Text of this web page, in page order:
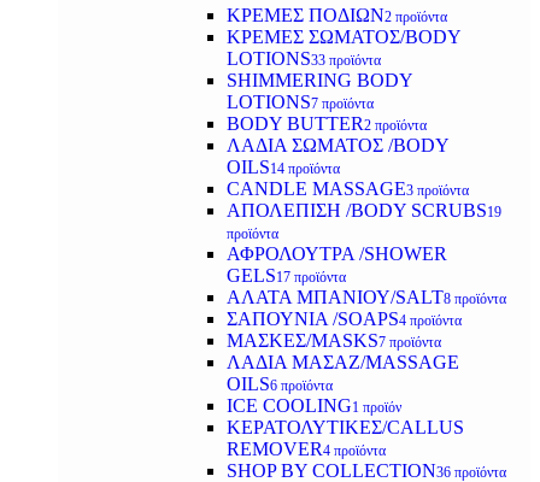
ΚΡΕΜΕΣ ΠΟΔΙΩΝ2 προϊόντα
ΚΡΕΜΕΣ ΣΩΜΑΤΟΣ/BODY
LOTIONS33 προϊόντα
SHIMMERING BODY
LOTIONS7 προϊόντα
BODY BUTTER2 προϊόντα
ΛΑΔΙΑ ΣΩΜΑΤΟΣ /BODY
OILS14 προϊόντα
CANDLE MASSAGE3 προϊόντα
ΑΠΟΛΕΠΙΣΗ /BODY SCRUBS19
προϊόντα
ΑΦΡΟΛΟΥΤΡΑ /SHOWER
GELS17 προϊόντα
ΑΛΑΤΑ ΜΠΑΝΙΟΥ/SALT8 προϊόντα
ΣΑΠΟΥΝΙΑ /SOAPS4 προϊόντα
ΜΑΣΚΕΣ/MASKS7 προϊόντα
ΛΑΔΙΑ ΜΑΣΑΖ/MASSAGE
OILS6 προϊόντα
ICE COOLING1 προϊόν
ΚΕΡΑΤΟΛΥΤΙΚΕΣ/CALLUS
REMOVER4 προϊόντα
SHOP BY COLLECTION36 προϊόντα